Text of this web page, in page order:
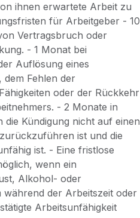
ihnen erwartete Arbeit zu
für Arbeitgeber - 10
Vertragsbruch oder
- 1 Monat bei
Auflösung eines
dem Fehlen der
oder der Rückkehr
- 2 Monate in
die Kündigung nicht auf einen
ist und die
ist. - Eine fristlose
wenn ein
Alkohol- oder
während der Arbeitszeit oder
Arbeitsunfähigkeit